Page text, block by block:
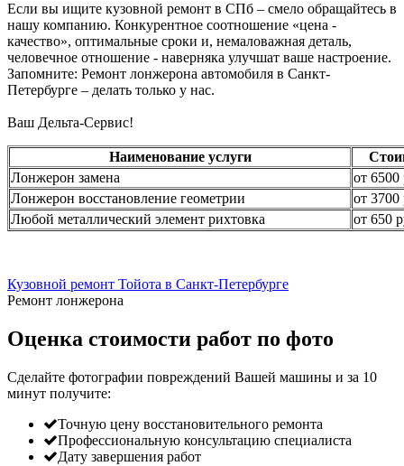
Если вы ищите кузовной ремонт в СПб – смело обращайтесь в
нашу компанию. Конкурентное соотношение «цена -
качество», оптимальные сроки и, немаловажная деталь,
человечное отношение - наверняка улучшат ваше настроение.
Запомните: Ремонт лонжерона автомобиля в Санкт-
Петербурге – делать только у нас.
Ваш Дельта-Сервис!
Наименование услуги
Лонжерон замена
от 6500
Лонжерон восстановление геометрии
от 3700
Любой металлический элемент рихтовка
от 650
Кузовной ремонт Тойота в Санкт-Петербурге
Ремонт лонжерона
Оценка стоимости работ по фото
Сделайте фотографии повреждений Вашей машины и за 10
минут получите:
Точную цену восстановительного ремонта
Профессиональную консультацию специалиста
Дату завершения работ